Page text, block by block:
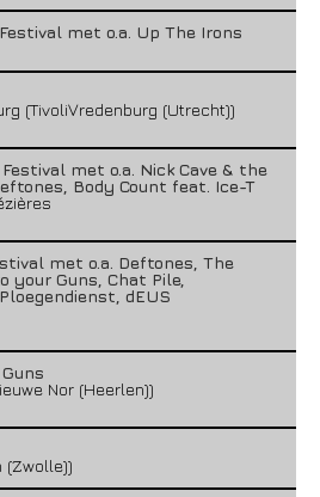
met o.a. Up The Irons
(TivoliVredenburg (Utrecht))
met o.a. Nick Cave & the
Body Count feat. Ice-T
met o.a. Deftones, The
your Guns, Chat Pile,
dEUS
Nor (Heerlen))
(Zwolle))